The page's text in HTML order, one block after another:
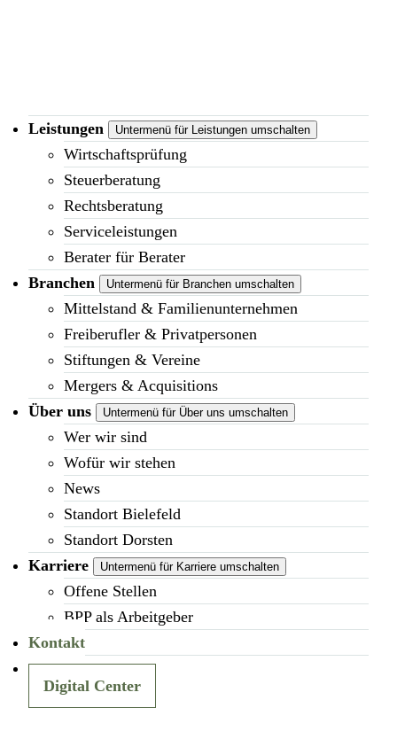
Leistungen Untermenü für Leistungen umschalten
Wirtschaftsprüfung
Steuerberatung
Rechtsberatung
Serviceleistungen
Berater für Berater
Branchen
Untermenü für Branchen umschalten
Mittelstand & Familienunternehmen
Freiberufler & Privatpersonen
Stiftungen & Vereine
Mergers & Acquisitions
Über uns
Untermenü für Über uns umschalten
Wer wir sind
Wofür wir stehen
News
Standort Bielefeld
Standort Dorsten
Karriere
Untermenü für Karriere umschalten
Offene Stellen
BPP als Arbeitgeber
Kontakt
Digital Center